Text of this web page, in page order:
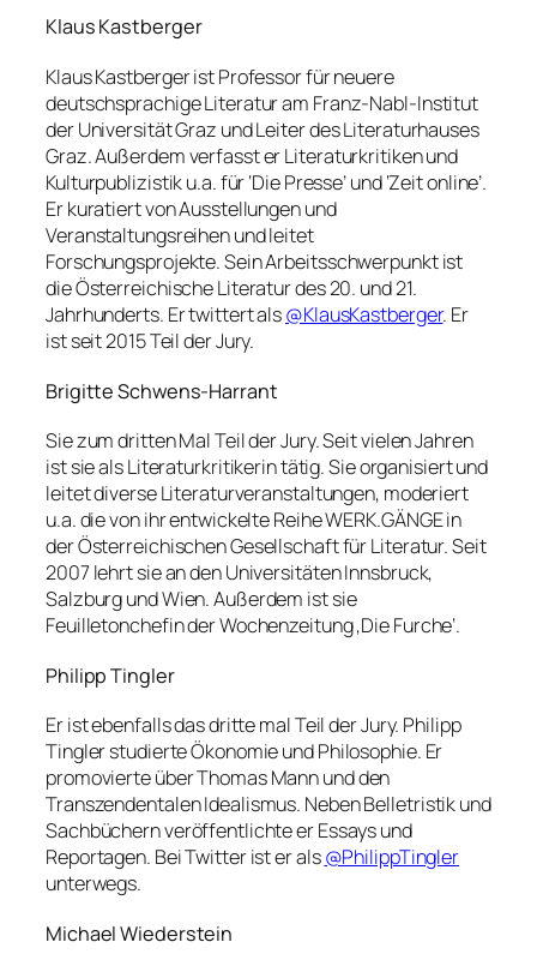
Klaus Kastberger
Klaus Kastberger ist Professor für neuere
deutschsprachige Literatur am Franz-Nabl-Institut
der Universität Graz und Leiter des Literaturhauses
Graz. Außerdem verfasst er Literaturkritiken und
Kulturpublizistik u.a. für ‘Die Presse’ und ‘Zeit online’.
Er kuratiert von Ausstellungen und
Veranstaltungsreihen und leitet
Forschungsprojekte. Sein Arbeitsschwerpunkt ist
die Österreichische Literatur des 20. und 21.
Jahrhunderts. Er twittert als@KlausKastberger. Er
ist seit 2015 Teil der Jury.
Brigitte Schwens-Harrant
Sie zum dritten Mal Teil der Jury. Seit vielen Jahren
ist sie als Literaturkritikerin tätig. Sie organisiert und
leitet diverse Literaturveranstaltungen, moderiert
u.a. die von ihr entwickelte Reihe WERK.GÄNGE in
der Österreichischen Gesellschaft für Literatur. Seit
2007 lehrt sie an den Universitäten Innsbruck,
Salzburg und Wien. Außerdem ist sie
Feuilletonchefin der Wochenzeitung ‚Die Furche‘.
Philipp Tingler
Er ist ebenfalls das dritte mal Teil der Jury. Philipp
Tingler studierte Ökonomie und Philosophie. Er
promovierte über Thomas Mann und den
Transzendentalen Idealismus. Neben Belletristik und
Sachbüchern veröffentlichte er Essays und
Reportagen. Bei Twitter ist er als@PhilippTingler
unterwegs.
Michael Wiederstein